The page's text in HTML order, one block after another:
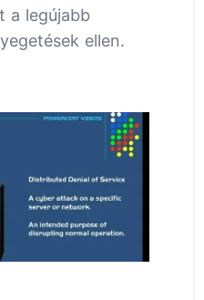
a legújabb
ellen.